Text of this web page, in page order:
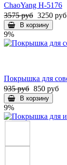
ChaoYang Н-5176
3575 руб 3250 руб
В корзину
9%
Покрышка для
935 руб 850 руб
В корзину
9%